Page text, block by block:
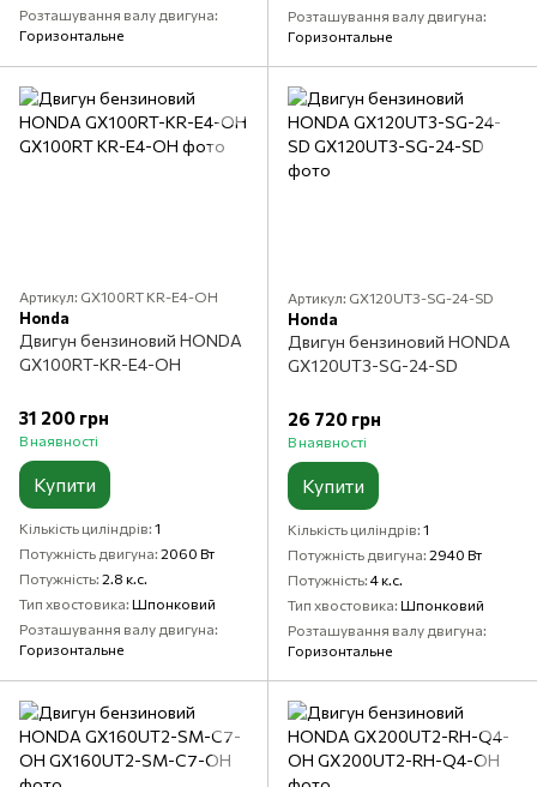
Розташування валу двигуна
Горизонтальне
Розташування валу двигуна
Горизонтальне
Артикул: GX100RT KR-E4-OH
Honda
Двигун бензиновий HONDA
GX100RT-KR-E4-OH
31 200 грн
В наявності
Купити
Кількість циліндрів 1
Потужність двигуна 2060 Вт
Потужність 2.8 к.с.
Тип хвостовика Шпонковий
Розташування валу двигуна
Горизонтальне
Артикул: GX120UT3-SG-24-SD
Honda
Двигун бензиновий HONDA
GX120UT3-SG-24-SD
26 720 грн
В наявності
Купити
Кількість циліндрів 1
Потужність двигуна 2940 Вт
Потужність 4 к.с.
Тип хвостовика Шпонковий
Розташування валу двигуна
Горизонтальне